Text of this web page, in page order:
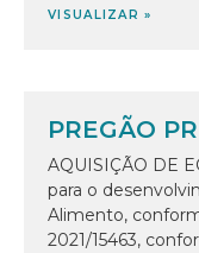
VISUALIZAR »
PREGÃO
AQUISIÇÃO DE
para o
Alimento,
2021/15463,